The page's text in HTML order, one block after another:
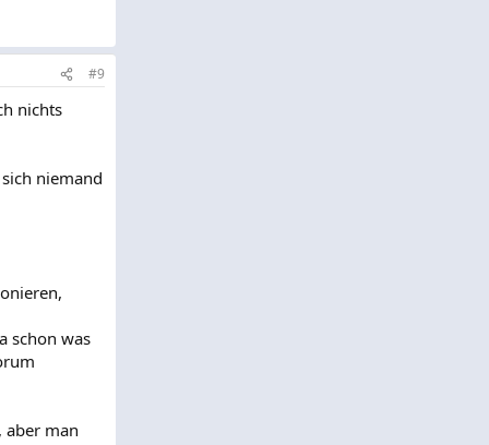
#9
nichts
niemand
schon was
aber man